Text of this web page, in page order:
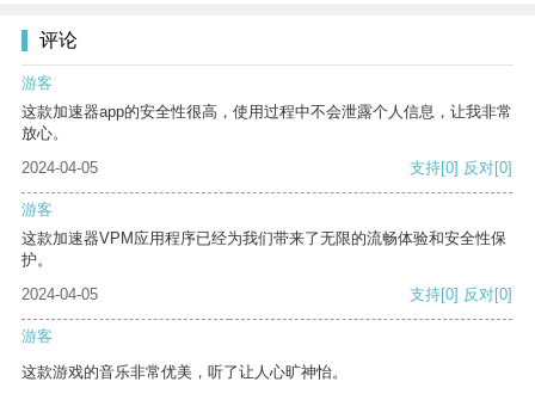
评论
游客
这款加速器app的安全性很高，使用过程中不会泄露个人信息，让我非常
放心。
2024-04-05
支持[0] 反对[0]
游客
这款加速器VPM应用程序已经为我们带来了无限的流畅体验和安全性保
护。
2024-04-05
支持[0] 反对[0]
游客
这款游戏的音乐非常优美，听了让人心旷神怡。